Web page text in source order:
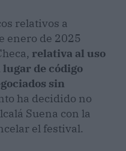
relativos a
enero de 2025
relativa al uso
lugar de código
sin
ha decidido no
Suena con la
el festival.